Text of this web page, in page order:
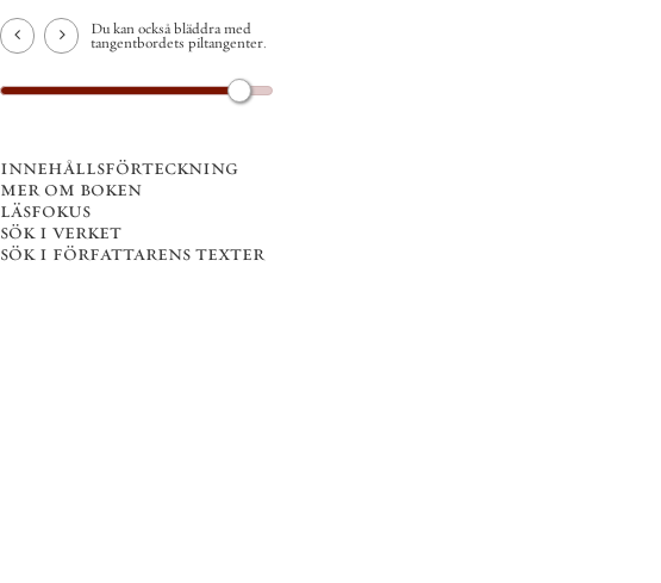
Du kan också bläddra med
tangentbordets piltangenter.
innehållsförteckning
mer om boken
läsfokus
sök i verket
sök i författarens texter